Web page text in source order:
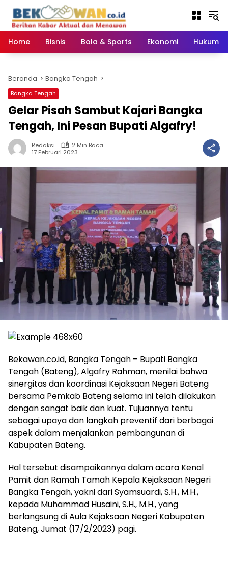
konten
Home
Bisnis Bola & Sports Ekonomi Hukum
Beranda Bangka Tengah
Bangka Tengah
Gelar Pisah Sambut Kajari Bangka
Tengah, Ini Pesan Bupati Algafry!
Redaksi
2 Min Baca
17 Februari 2023
Bekawan.co.id, Bangka Tengah – Bupati Bangka
Tengah (Bateng), Algafry Rahman, menilai bahwa
sinergitas dan koordinasi Kejaksaan Negeri Bateng
bersama Pemkab Bateng selama ini telah dilakukan
dengan sangat baik dan kuat. Tujuannya tentu
sebagai upaya dan langkah preventif dari berbagai
aspek dalam menjalankan pembangunan di
Kabupaten Bateng.
Hal tersebut disampaikannya dalam acara Kenal
Pamit dan Ramah Tamah Kepala Kejaksaan Negeri
Bangka Tengah, yakni dari Syamsuardi, S.H., M.H.,
kepada Muhammad Husaini, S.H., M.H., yang
berlangsung di Aula Kejaksaan Negeri Kabupaten
Bateng, Jumat (17/2/2023) pagi.